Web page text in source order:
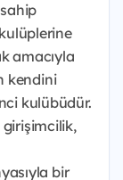
amacıyla
kendini
kulübüdür.
girişimcilik,
bir